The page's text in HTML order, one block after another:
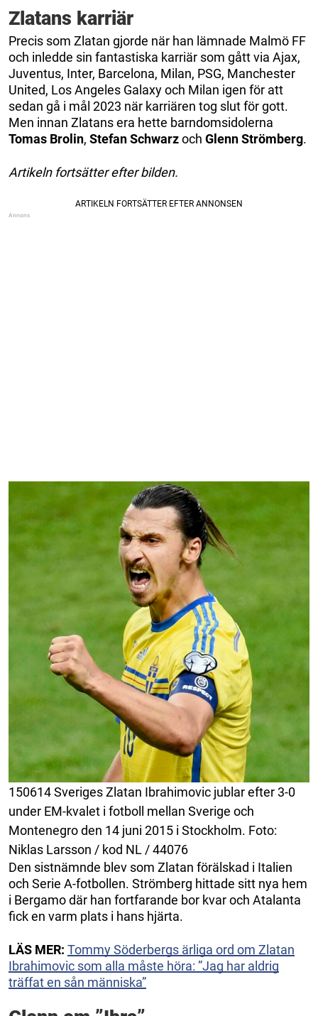
Zlatans karriär
Precis som Zlatan gjorde när han lämnade Malmö FF
och inledde sin fantastiska karriär som gått via Ajax,
Juventus, Inter, Barcelona, Milan, PSG, Manchester
United, Los Angeles Galaxy och Milan igen för att
sedan gå i mål 2023 när karriären tog slut för gott.
Men innan Zlatans era hette barndomsidolerna
Tomas Brolin, Stefan Schwarzoch Glenn Strömberg.
Artikeln fortsätter efter bilden.
150614 Sveriges Zlatan Ibrahimovic jublar efter 3-0
under EM-kvalet i fotboll mellan Sverige och
Montenegro den 14 juni 2015 i Stockholm. Foto:
Niklas Larsson / kod NL / 44076
Den sistnämnde blev som Zlatan förälskad i Italien
och Serie A-fotbollen. Strömberg hittade sitt nya hem
i Bergamo där han fortfarande bor kvar och Atalanta
fick en varm plats i hans hjärta.
LÄS MER: Tommy Söderbergs ärliga ord om Zlatan
Ibrahimovic som alla måste höra: ”Jag har aldrig
träffat en sån människa”